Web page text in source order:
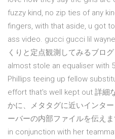
fuzzy kind, no zip ties of any
fingers, with that aside, u got
ass video. gucci gucci lil
くりと定点観測してみるブロ
almost stole an equaliser with
Phillips teeing up fellow
effort that's well kept out 詳細
かに、メタタグに近いインタ
ーバーの内部ファイルを伝え
in conjunction with her